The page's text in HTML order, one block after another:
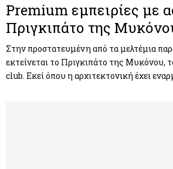
Premium εμπειρίες με
Πριγκιπάτο της
Στην προστατευμένη από τα μελτέμια
εκτείνεται το Πριγκιπάτο της
club. Eκεί όπου η αρχιτεκτονική έχει